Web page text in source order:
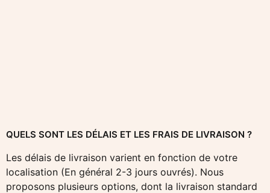
QUELS SONT LES DÉLAIS ET LES FRAIS DE LIVRAISON ?
Les délais de livraison varient en fonction de votre
localisation (En général 2-3 jours ouvrés). Nous
proposons plusieurs options, dont la livraison standard